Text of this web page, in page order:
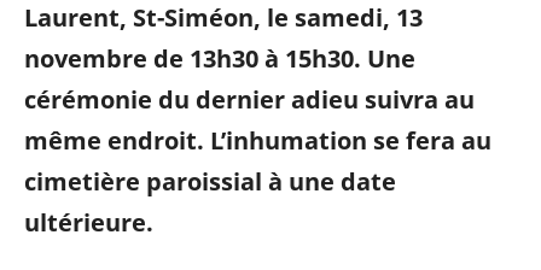
Laurent, St-Siméon, le samedi, 13
novembre de 13h30 à 15h30. Une
cérémonie du dernier adieu suivra au
même endroit. L’inhumation se fera au
cimetière paroissial à une date
ultérieure.